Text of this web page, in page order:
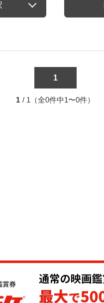
1
1 / 1（全0件中1〜0件）